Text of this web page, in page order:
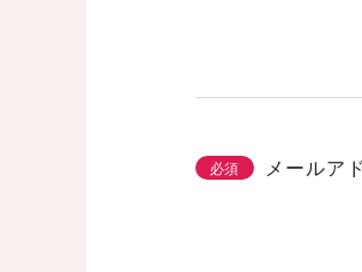
必須 メールア